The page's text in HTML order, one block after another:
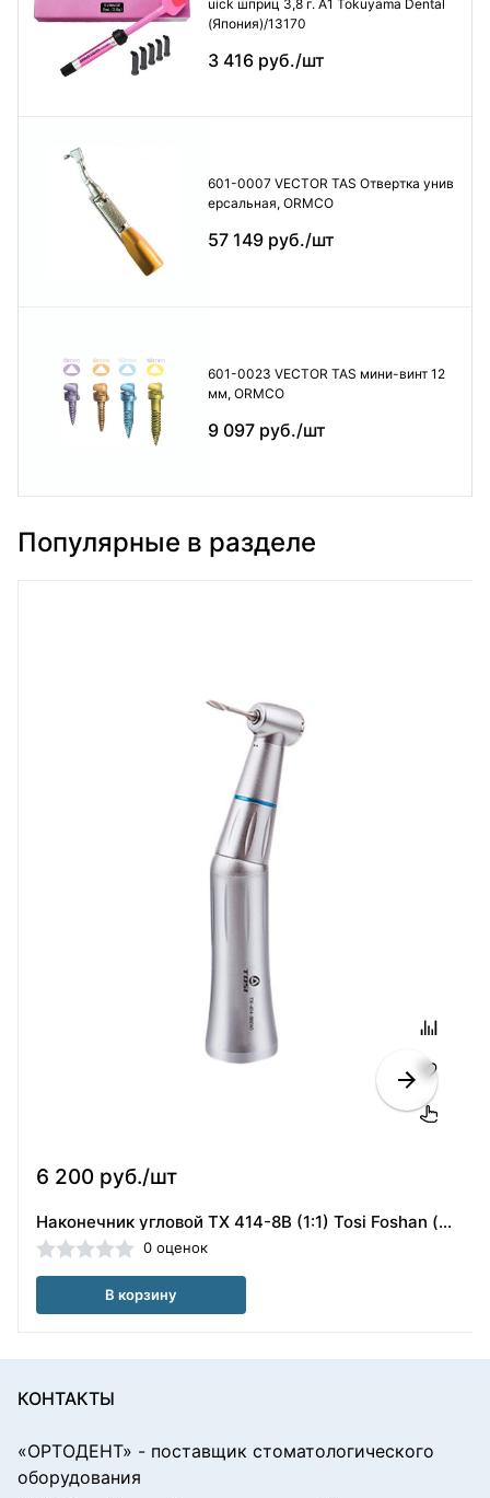
uick шприц 3,8 г. А1 Tokuyama Dental
(Япония)/13170
3 416 руб./шт
601-0007 VECTOR TAS Отвертка унив
ерсальная, ORMCO
57 149 руб./шт
601-0023 VECTOR TAS мини-винт 12
мм, ORMCO
9 097 руб./шт
Популярные в разделе
6 200 руб./шт
Наконечник угловой TX 414-8B (1:1) Tosi Foshan (Китай) 324022
0 оценок
В корзину
КОНТАКТЫ
«ОРТОДЕНТ» - поставщик стоматологического
оборудования